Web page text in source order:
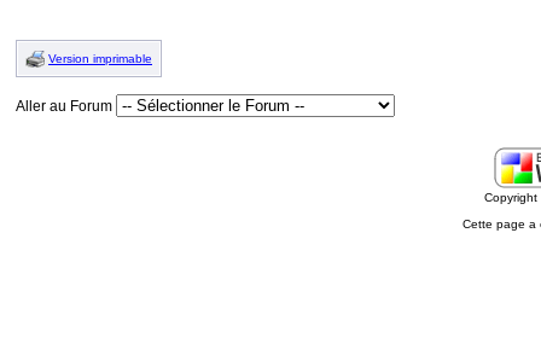
Version imprimable
Aller au Forum
Cette page a